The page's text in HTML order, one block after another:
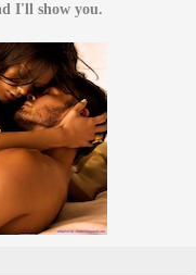
.What's kissing? Come here and I'll show you